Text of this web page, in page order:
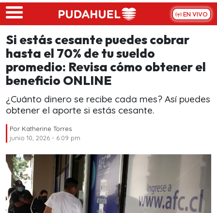
Skip to main content
EN VIVO
Si estás cesante puedes cobrar
hasta el 70% de tu sueldo
promedio: Revisa cómo obtener el
beneficio ONLINE
¿Cuánto dinero se recibe cada mes? Así puedes
obtener el aporte si estás cesante.
Por Katherine Torres
junio 10, 2026 - 6:09 pm